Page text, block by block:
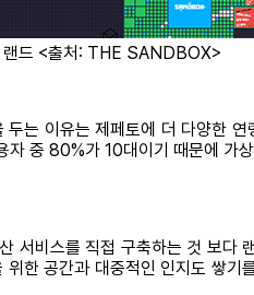
랜드 <출처: THE SANDBOX>
는 이유는 제페토에 더 다양한
자 중 80%가 10대이기 때문에 가
서비스를 직접 구축하는 것 보
한 공간과 대중적인 인지도 쌓기